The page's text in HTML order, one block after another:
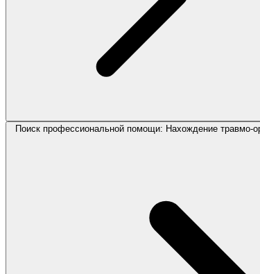
Поиск профессиональной помощи: Нахождение травмо-